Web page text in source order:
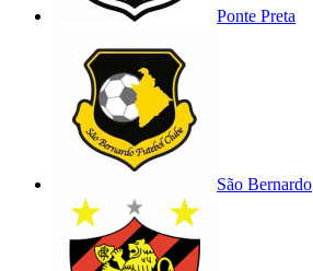
Ponte Preta
São Bernardo